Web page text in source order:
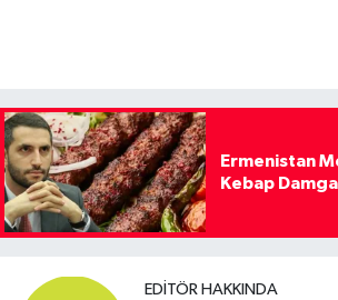
Ermenistan
Kebap
EDITÖR HAKKINDA